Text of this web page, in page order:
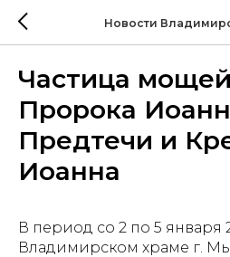
Новости
Частица
Пророка
Предтечи и
Иоанна
В период со 2 по 5 января
Владимирском храме г.